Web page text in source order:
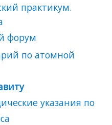
практикум.
форум
по атомной
указания по